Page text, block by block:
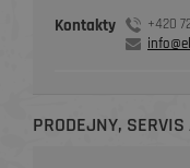
Kontakty
+420
PRODEJNY,